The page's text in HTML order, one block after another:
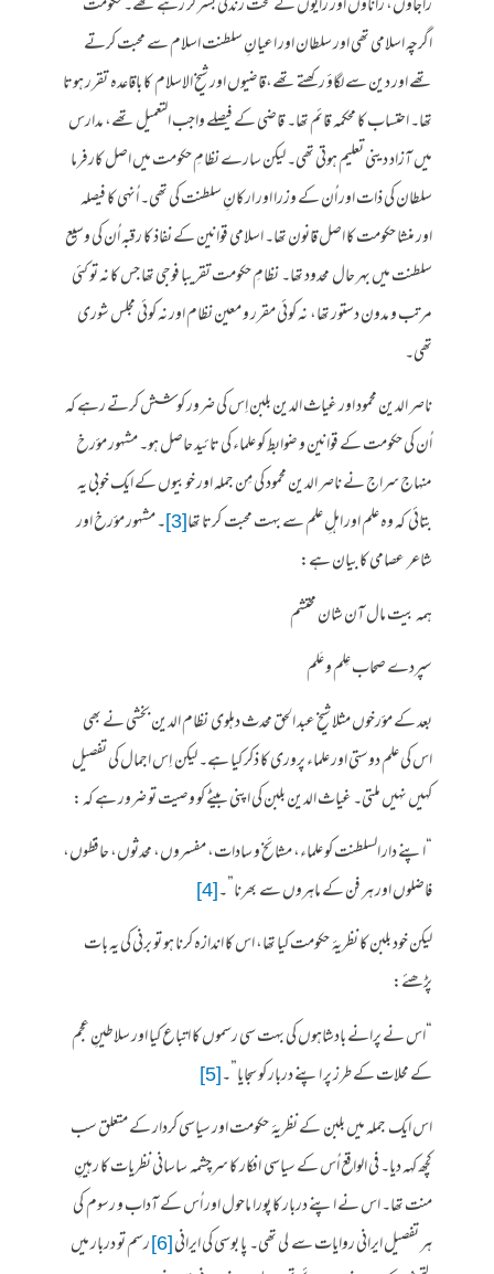
اگرچہ اسلامی تھی اور سلطان اور اعیانِ سلطنت اسلام سے محبت کرتے
تھے اور دین سے لگاؤ رکھتے تھے،قاضیوں اور شیخ الاسلام کا باقاعدہ تقرر ہوتا
تھا۔ احتساب کا محکمہ قائم تھا۔ قاضی کے فیصلے واجب التعمیل تھے، مدارس
میں آزاد دینی تعلیم ہوتی تھی۔ لیکن سارے نظامِ حکومت میں اصل کارفرما
سلطان کی ذات اور اُن کے وزرا اور ارکانِ سلطنت کی تھی۔ اُنہی کا فیصلہ
اور منشا حکومت کا اصل قانون تھا۔ اسلامی قوانین کے نفاذ کا رقبہ اُن کی وسیع
سلطنت میں بہر حال محدود تھا۔ نظامِ حکومت تقریبا فوجی تھا جس کا نہ تو کئی
مرتب و مدون دستور تھا، نہ کوئی مقرر و معین نظام اور نہ کوئی مجلس شوری
تھی۔
ناصر الدین محمود اور غیاث الدین بلبن اِس کی ضرور کوشش کرتے رہے کہ
اُن کی حکومت کے قوانین و ضوابط کو علماء کی تائید حاصل ہو۔ مشہور مؤرخ
منہاج سراج نے ناصر الدین محمود کی مِن جملہ اور خوبیوں کے ایک خوبی یہ
بتائی کہ وہ علم اور اہلِ علم سے بہت محبت کرتا تھا[3] ۔ مشہور مؤرخ اور
شاعر عصامی کا بیان ہے:
ہمہ بیت مال آن شان محتشم
سپردے صحاب عِلم و عَلم
بعد کے مؤرخوں مثلا شیخ عبد الحق محدث دہلوی نظام الدین بخشی نے بھی
اس کی علم دوستی اور علماء پروری کا ذکر کیا ہے۔ لیکن اِس اجمال کی تفصیل
کہیں نہیں ملتی۔ غیاث الدین بلبن کی اپنی بیٹے کو وصیت تو ضرور ہے کہ :
“اپنے دار السلطنت کو علماء، مشائخ و سادات، مفسروں، محدثوں، حافظوں،
فاضلوں اور ہر فن کے ماہروں سے بھرنا”۔[4]
لیکن خود بلبن کا نظریۂ حکومت کیا تھا، اس کا اندازہ کرنا ہو تو برنی کی یہ بات
پڑھئے:
“اس نے پرانے بادشاہوں کی بہت سی رسموں کا اتباع کیا اور سلاطینِ عجم
کے محلات کے طرز پر اپنے دربار کو سجایا”۔[5]
اس ایک جملہ میں بلبن کے نظریۂ حکومت اور سیاسی کردار کے متعلق سب
کچھ کہہ دیا۔ فی الواقع اُس کے سیاسی افکار کا سرچشمہ ساسانی نظریات کا رہینِ
منت تھا۔ اس نے اپنے دربار کا پورا ماحول اور اُس کے آداب و رسوم کی
ہر تفصیل ایرانی روایات سے لی تھی۔ پا بوسی کی ایرانی[6] رسم تو دربار میں